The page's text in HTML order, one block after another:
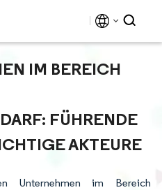
IM BEREICH
FÜHRENDE
AKTEURE
Unternehmen im Bereich